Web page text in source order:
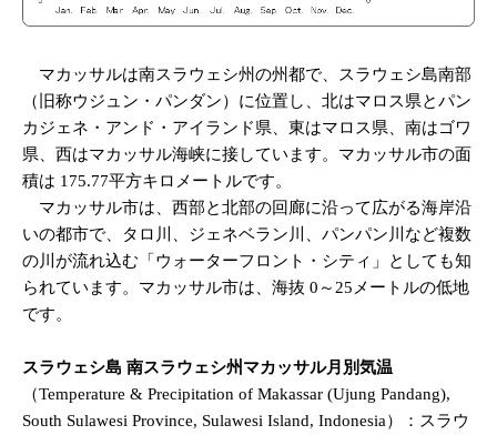
マカッサルは南スラウェシ州の州都で、スラウェシ島南部
（旧称ウジュン・パンダン）に位置し、北はマロス県とパン
カジェネ・アンド・アイランド県、東はマロス県、南はゴワ
県、西はマカッサル海峡に接しています。マカッサル市の面
積は 175.77平方キロメートルです。
マカッサル市は、西部と北部の回廊に沿って広がる海岸沿
いの都市で、タロ川、ジェネベラン川、パンパン川な​​ど複数
の川が流れ込む「ウォーターフロント・シティ」としても知
られています。マカッサル市は、海抜 0～25メートルの低地
です。
スラウェシ島 南スラウェシ州マカッサル月別気温
（Temperature & Precipitation of Makassar (Ujung Pandang),
South Sulawesi Province, Sulawesi Island, Indonesia）：スラウ